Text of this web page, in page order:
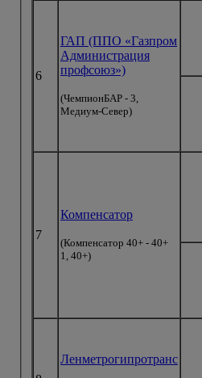
6
ГАП (ППО «Газпром
Администрация
профсоюз»)
(ЧемпионБАР - 3,
Медиум-Север)
7
Компенсатор
(Компенсатор 40+ - 40+
1, 40+)
Ленметрогипротранс